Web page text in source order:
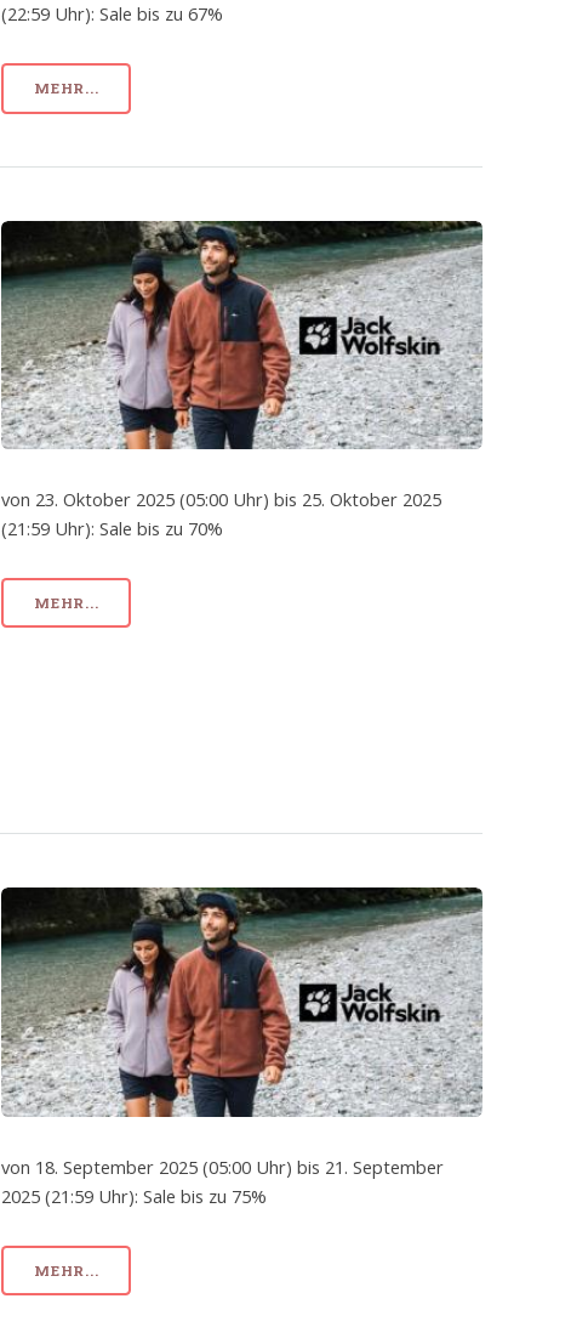
(22:59 Uhr): Sale bis zu 67%
MEHR...
von 23. Oktober 2025 (05:00 Uhr) bis 25. Oktober 2025
(21:59 Uhr): Sale bis zu 70%
MEHR...
von 18. September 2025 (05:00 Uhr) bis 21. September
2025 (21:59 Uhr): Sale bis zu 75%
MEHR...